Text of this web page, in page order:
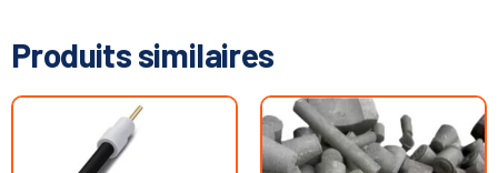
Produits similaires